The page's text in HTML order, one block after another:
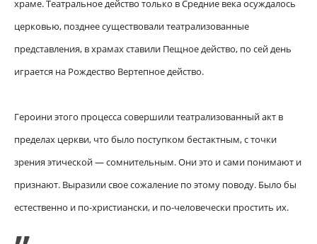
храме. Театральное действо только в Средние века осуждалось
церковью, позднее существовали театрализованные
представления, в храмах ставили Пещное действо, по сей день
играется на Рождество Вертепное действо.
Героини этого процесса совершили театрализованный акт в
пределах церкви, что было поступком бестактным, с точки
зрения этической — сомнительным. Они это и сами понимают и
признают. Выразили свое сожаление по этому поводу. Было бы
естественно и по-христиански, и по-человечески простить их.
„